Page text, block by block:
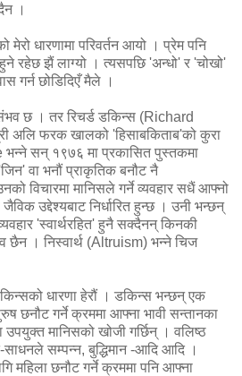
।
मेरो धारणामा परिवर्तन आयो । प्रेम पनि
रहेछ झैं लाग्यो । त्यसपछि 'अन्धो' र 'चोखो'
गर्न छोडिदिएँ मैले ।
छ । तर रिचर्ड डकिन्स (Richard
अलि फरक खालको 'हिसाबकिताब'को कुरा
सन् १९७६ मा प्रकासित पुस्तकमा
वा भनौं प्राकृतिक बनौट नै
विचारमा मानिसले गर्ने व्यवहार सधैं आफ्नो
उद्देश्यबाट निर्धारित हुन्छ । उनी भन्छन्
'स्वार्थरहित' हुनै सक्दैनन् किनकी
छैन । निस्वार्थ (Altruism) भन्ने चिज
धारणा हेरौं । डकिन्स भन्छन् एक
छनौट गर्ने क्रममा आफ्ना भावी सन्तानका
उपयुक्त मानिसको खोजी गर्छिन् । वलिष्ठ
साधनले सम्पन्न, बुद्धिमान -आदि आदि ।
महिला छनौट गर्ने क्रममा पनि आफ्ना